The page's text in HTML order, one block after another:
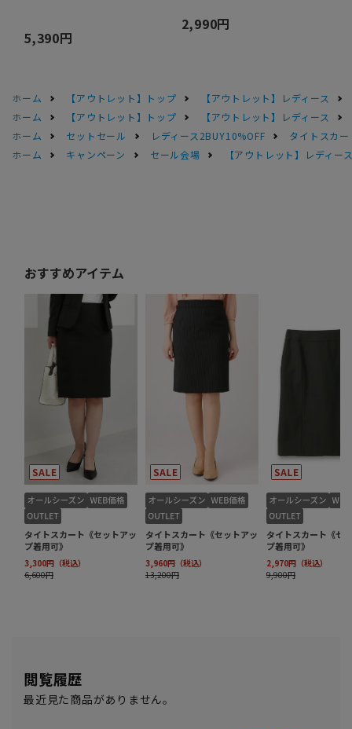
5,390円
2,990円
ホーム 【アウトレット】トップ
【アウトレット】レディース
ホーム
【アウトレット】トップ
【アウトレット】レディース
ホーム
セットセール レディース2BUY10%OFF
タイトスカ
ホーム
キャンペーン セール会場 【アウトレット】レディー
閲覧履歴
最近見た商品がありません。